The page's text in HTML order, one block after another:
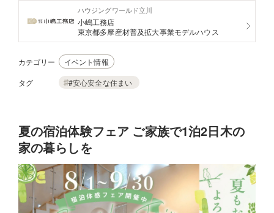
好みからモデルハウスを探す
他の展示場 ABCハウジングトップ
ハウジングワールド立川
小嶋工務店
東京都多摩産材普及拡大事業モデルハウス
カテゴリー
イベント情報
タグ
#安心安全な住まい
夏の宿泊体験フェア ご家族で1泊2日木の
家の暮らしを